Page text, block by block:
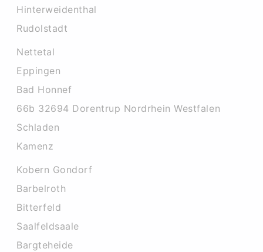
Hinterweidenthal
Rudolstadt
Nettetal
Eppingen
Bad Honnef
66b 32694 Dorentrup Nordrhein Westfalen
Schladen
Kamenz
Kobern Gondorf
Barbelroth
Bitterfeld
Saalfeldsaale
Bargteheide